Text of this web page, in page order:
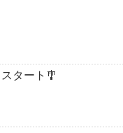
タート🎐